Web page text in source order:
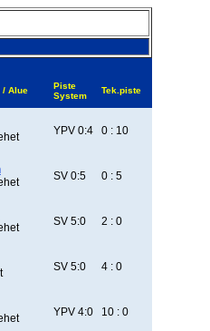
/ Alue
Piste
System
Tek.piste
YPV 0:4 0 : 10
SV 0:5 0 : 5
SV 5:0 2 : 0
SV 5:0 4 : 0
YPV 4:0 10 : 0